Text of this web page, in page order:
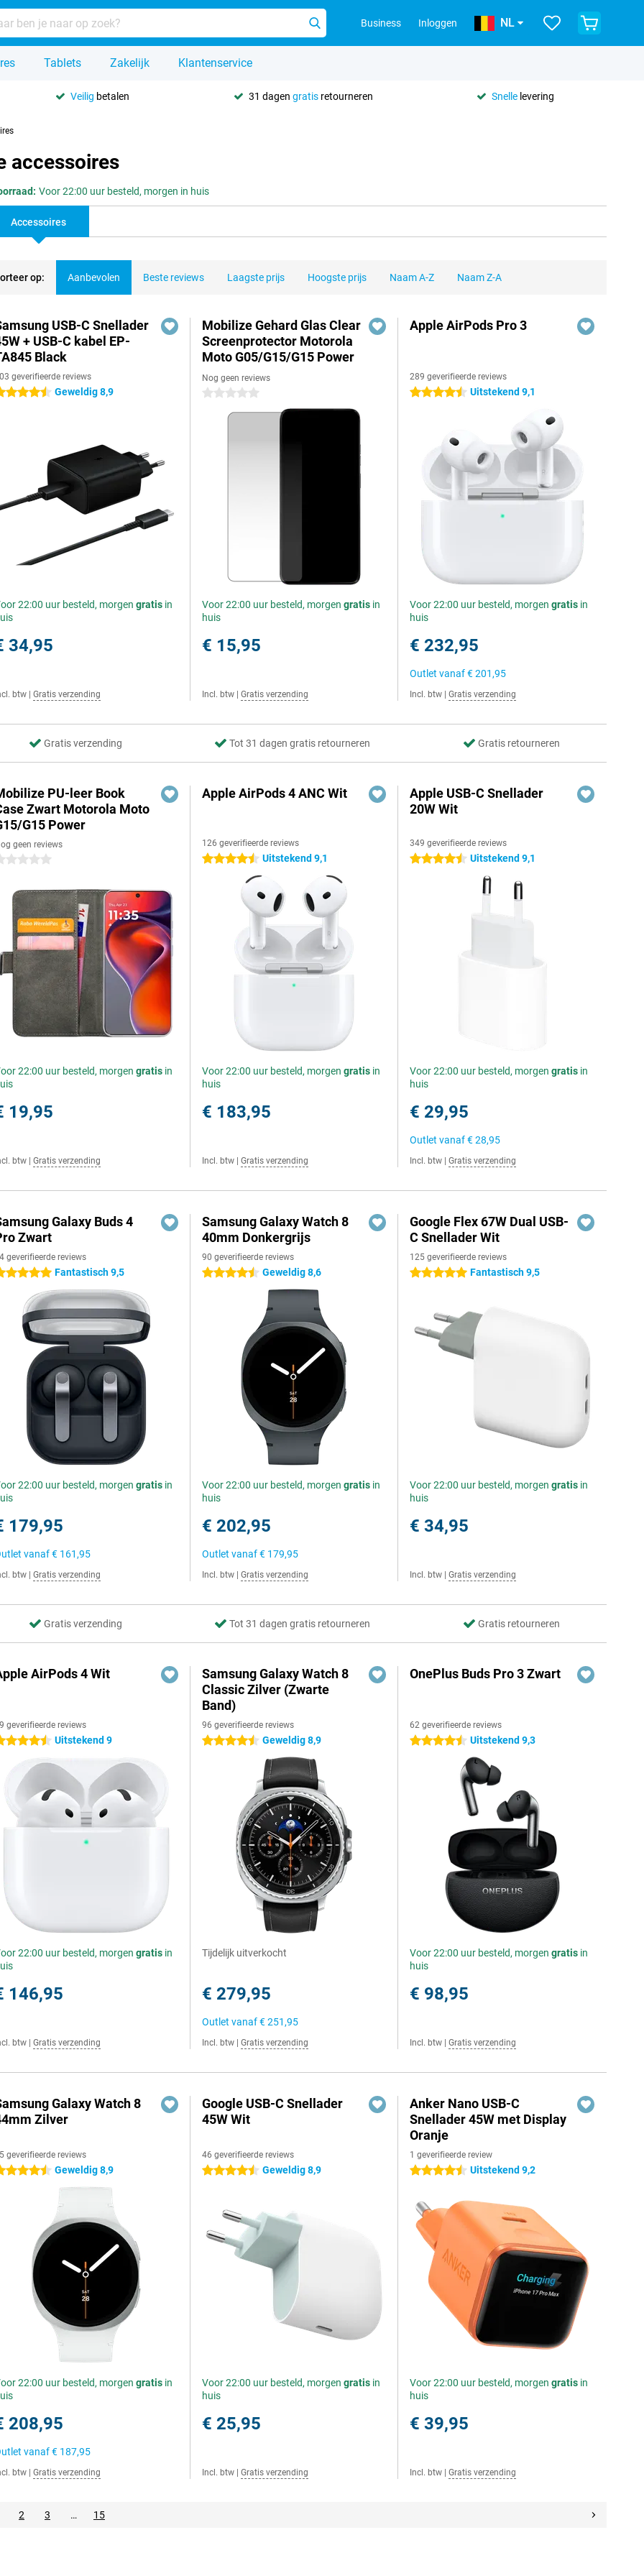
Business Inloggen NL
Tablets Zakelijk Klantenservice
Veilig betalen 31 dagen gratisretourneren Snelle levering
accessoires
Voor 22:00 uur besteld, morgen in huis
Accessoires
op: Aanbevolen Beste reviews Laagste prijs Hoogste prijs Naam A-Z Naam Z-A
USB-C Snellader
+ USB-C kabel EP-
Black
geverifieerde reviews
sterren Geweldig 8,9
22:00 uur besteld, morgen gratis in
34,95
btw Gratis verzending
Mobilize Gehard Glas Clear
Screenprotector Motorola
Moto G05/G15/G15 Power
Nog geen reviews
0 sterren
Voor 22:00 uur besteld, morgengratis in
huis
€ 15,95
Incl. btw Gratis verzending
Apple AirPods Pro 3
289 geverifieerde reviews
4.5 sterren Uitstekend 9,1
Voor 22:00 uur besteld, morgengratis in
huis
€ 232,95
Outlet vanaf€ 201,95
Incl. btw Gratis verzending
Gratis verzending Tot 31 dagen gratis retourneren Gratis retourneren
PU-leer Book
Zwart Motorola Moto
G15 Power
geen reviews
sterren
22:00 uur besteld, morgen gratis in
19,95
btw Gratis verzending
Apple AirPods 4 ANC Wit
126 geverifieerde reviews
4.5 sterren Uitstekend 9,1
Voor 22:00 uur besteld, morgengratis in
huis
€ 183,95
Incl. btw Gratis verzending
Apple USB-C Snellader
20W Wit
349 geverifieerde reviews
4.5 sterren Uitstekend 9,1
Voor 22:00 uur besteld, morgengratis in
huis
€ 29,95
Outlet vanaf€ 28,95
Incl. btw Gratis verzending
Galaxy Buds 4
Zwart
geverifieerde reviews
sterren Fantastisch 9,5
22:00 uur besteld, morgen gratis in
179,95
vanaf€ 161,95
btw Gratis verzending
Samsung Galaxy Watch 8
40mm Donkergrijs
90 geverifieerde reviews
4.5 sterren Geweldig 8,6
Voor 22:00 uur besteld, morgengratis in
huis
€ 202,95
Outlet vanaf€ 179,95
Incl. btw Gratis verzending
Google Flex 67W Dual USB-
C Snellader Wit
125 geverifieerde reviews
5 sterren Fantastisch 9,5
Voor 22:00 uur besteld, morgengratis in
huis
€ 34,95
Incl. btw Gratis verzending
Gratis verzending Tot 31 dagen gratis retourneren Gratis retourneren
AirPods 4 Wit
geverifieerde reviews
sterren Uitstekend 9
22:00 uur besteld, morgen gratis in
146,95
btw Gratis verzending
Samsung Galaxy Watch 8
Classic Zilver (Zwarte
Band)
96 geverifieerde reviews
4.5 sterren Geweldig 8,9
Tijdelijk uitverkocht
€ 279,95
Outlet vanaf€ 251,95
Incl. btw Gratis verzending
OnePlus Buds Pro 3 Zwart
62 geverifieerde reviews
4.5 sterren Uitstekend 9,3
Voor 22:00 uur besteld, morgengratis in
huis
€ 98,95
Incl. btw Gratis verzending
Galaxy Watch 8
Zilver
geverifieerde reviews
sterren Geweldig 8,9
22:00 uur besteld, morgen gratis in
208,95
vanaf€ 187,95
btw Gratis verzending
Google USB-C Snellader
45W Wit
46 geverifieerde reviews
4.5 sterren Geweldig 8,9
Voor 22:00 uur besteld, morgengratis in
huis
€ 25,95
Incl. btw Gratis verzending
Anker Nano USB-C
Snellader 45W met Display
Oranje
1 geverifieerde review
4.5 sterren Uitstekend 9,2
Voor 22:00 uur besteld, morgengratis in
huis
€ 39,95
Incl. btw Gratis verzending
2 3 … 15